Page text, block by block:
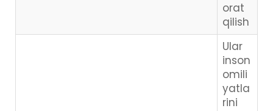
orat
qilish
Ular
inson
omili
yatla
rini